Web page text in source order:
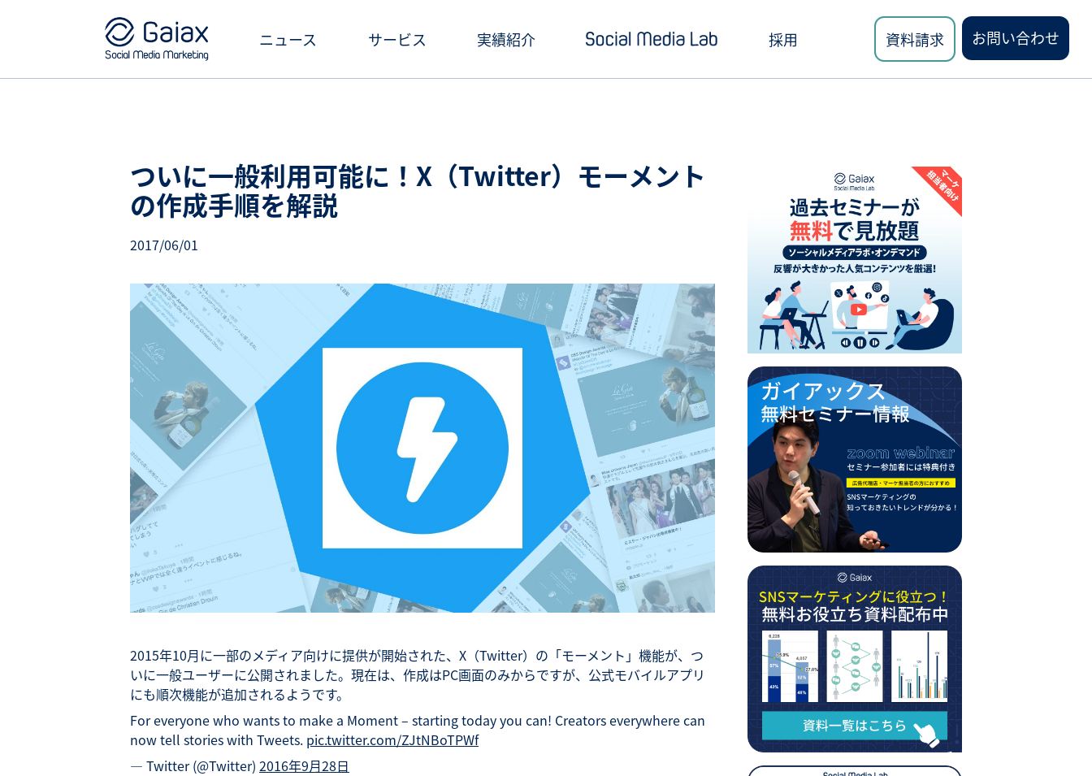
ニュース サービス
クリエイティブ制作・撮影
インフルエンサーPR
SNS広告運用
SNS勉強会・eラーニング
実績紹介
お役立ち資料ダウンロード
採用 資料請求 お問い合わせ
ついに一般利用可能に！X（Twitter）モーメント
の作成手順を解説
2017/06/01
2015年10月に一部のメディア向けに提供が開始された、X（Twitter）の「モーメント」機能が、つ
いに一般ユーザーに公開されました。現在は、作成はPC画面のみからですが、公式モバイルアプリ
にも順次機能が追加されるようです。
For everyone who wants to make a Moment – starting today you can! Creators everywhere can
now tell stories with Tweets. pic.twitter.com/ZJtNBoTPWf
— Twitter (@Twitter) 2016年9月28日